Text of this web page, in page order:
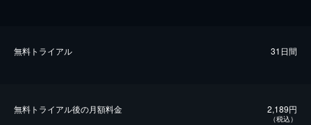
無料トライアル 31日間
無料トライアル後の⽉額料金 2,189円
（税込）